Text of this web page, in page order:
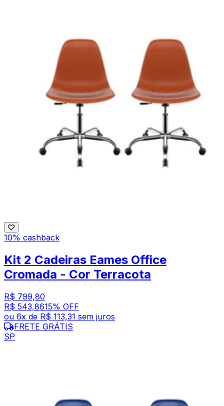
10% cashback
Kit 2 Cadeiras Eames Office
Cromada - Cor Terracota
R$ 799,80
R$ 543,8615% OFF
ou 6x de R$ 113,31 sem juros
FRETE GRÁTIS
SP